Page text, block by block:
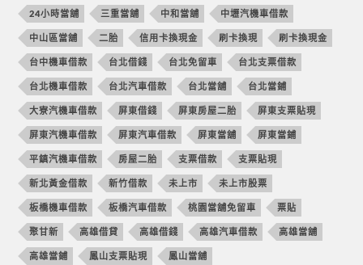
24小時當舖 三重當舖 中和當舖 中壢汽機車借款
中山區當舖 二胎 信用卡換現金 刷卡換現 刷卡換現金
台中機車借款 台北借錢 台北免留車 台北支票借款
台北機車借款 台北汽車借款 台北當舖 台北當鋪
大寮汽機車借款 屏東借錢 屏東房屋二胎 屏東支票貼現
屏東汽機車借款 屏東汽車借款 屏東當舖 屏東當鋪
平鎮汽機車借款 房屋二胎 支票借款 支票貼現
新北黃金借款 新竹借款 未上市 未上市股票
板橋機車借款 板橋汽車借款 桃園當舖免留車 票貼
聚甘新 高雄借貸 高雄借錢 高雄汽車借款 高雄當舖
高雄當鋪 鳳山支票貼現 鳳山當舖